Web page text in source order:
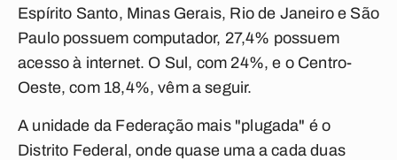
Espírito Santo, Minas Gerais, Rio de Janeiro e São
Paulo possuem computador, 27,4% possuem
acesso à internet. O Sul, com 24%, e o Centro-
Oeste, com 18,4%, vêm a seguir.
A unidade da Federação mais "plugada" é o
Distrito Federal, onde quase uma a cada duas